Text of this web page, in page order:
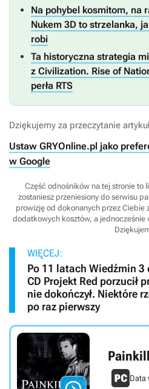
Na pohybel kosmitom, na
Nukem 3D to strzelanka,
robi
Ta historyczna strategia
z Civilization. Rise of
perła RTS
Dziękujemy za przeczytanie
Ustaw GRYOnline.pl jako
w Google
Część odnośników na tej stronie to
zostaniesz przeniesiony do serwisu
prowizję od dokonanych przez Ciebie
dodatkowych kosztów, a jednocześnie
WIĘCEJ:
Po 11 latach Wiedźmin 3
CD Projekt Red porzucił
nie dokończył. Niektóre
po raz pierwszy
Data